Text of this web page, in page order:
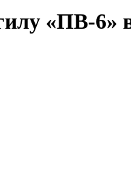
«ПВ-6»